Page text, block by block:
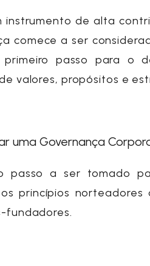
instrumento de alta
comece a ser
passo para o
valores, propósitos e
uma Governança
passo a ser tomado
princípios
fundadores.